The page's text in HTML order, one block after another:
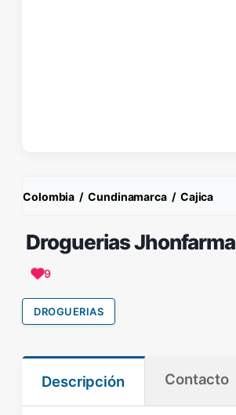
Colombia / Cundinamarca / Cajica
Droguerias Jhonfarma
9
DROGUERIAS
Descripción Contacto